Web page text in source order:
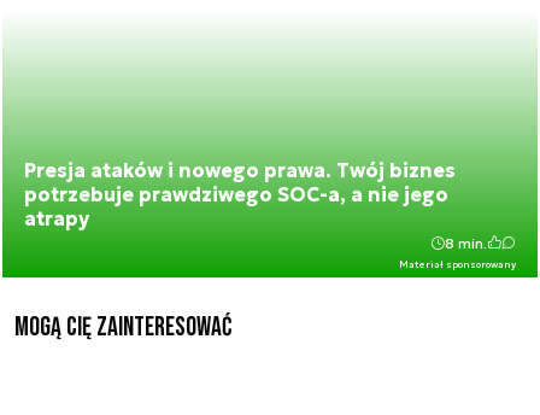
Presja ataków i nowego prawa. Twój biznes
potrzebuje prawdziwego SOC-a, a nie jego
atrapy
Materiał sponsorowany
8 min.
Mogą Cię zainteresować